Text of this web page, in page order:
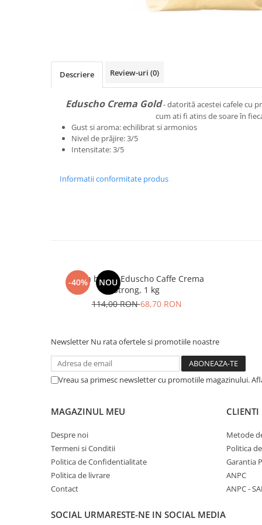
Descriere Review-uri (0)
Eduscho Crema Gold- datorită acestei cafele cu
cum ati fi atins de soare în
Gust si aroma: echilibrat si armonios
Nivel de prăjire: 3/5
Intensitate: 3/5
Informatii conformitate produs
-40% NOU
Cafea boabe Eduscho Caffe Crema
Strong, 1 kg
114,00 RON68,70 RON
Newsletter Nu rata ofertele si promotiile noastre
Vreau sa primesc newsletter cu promotiile magazinului.
MAGAZINUL MEU
Despre noi
Termeni si Conditii
Politica de Confidentialitate
Politica de livrare
Contact
CLIENTI
Metode
Politica
Garantia
ANPC
ANPC -
SOCIAL URMARESTE-NE IN SOCIAL MEDIA